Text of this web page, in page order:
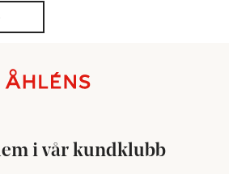
i vår kundklubb